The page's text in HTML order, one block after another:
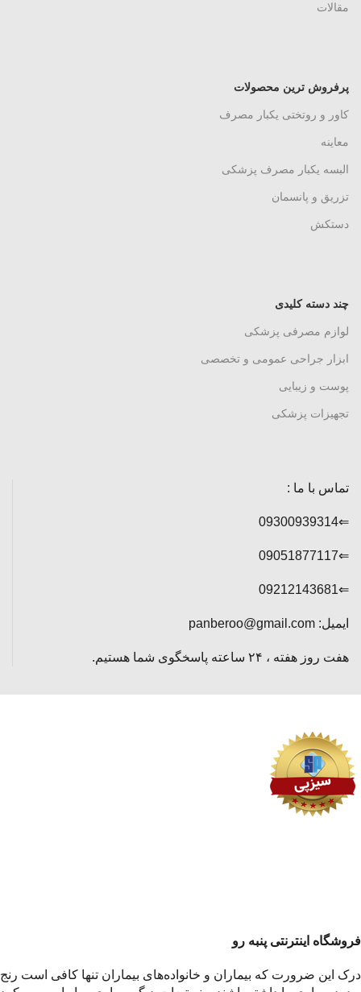
مقالات
پرفروش ترین محصولات
کاور و روتختی یکبار مصرف
معاینه
البسه یکبار مصرف پزشکی
تزریق و پانسمان
دستکش
چند دسته کلیدی
لوازم مصرفی پزشکی
ابزار جراحی عمومی و تخصصی
پوست و زیبایی
تجهیزات پزشکی
تماس با ما :
⇐09300939314
⇐09051877117
⇐09212143681
ایمیل: panberoo@gmail.com
هفت روز هفته ، ۲۴ ساعته پاسخگوی شما هستیم.
فروشگاه اینترنتی پنبه رو
درک این ضرورت که بیماران و خانواده‌های بیماران تنها کافی است رنج